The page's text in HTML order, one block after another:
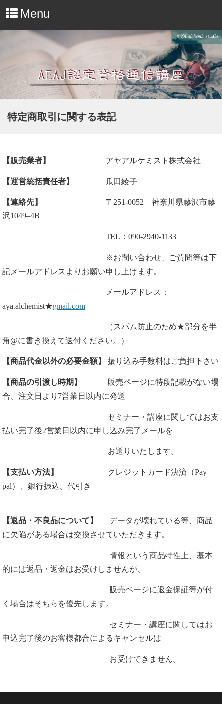
Menu
特定商取引に関する表記
【販売業者】 アヤアルケミスト株式会社
【運営統括責任者】 瓜田綾子
【連絡先】
〒251-0052 神奈川県藤沢市藤
沢1049–4B
TEL：090-2940-1133
※お問い合わせ、ご質問等は下
記メールアドレスよりお願い申し上げます。
メールアドレス：
aya.alchemist★gmail.com
（スパム防止のため★部分を半
角@に書き換えて送付ください。）
【商品代金以外の必要金額】 振り込み手数料はご負担下さい
【商品の引渡し時期】 販売ページに特段記載がない場
合、注文日より7営業日以内に発送
セミナー・講座に関してはお支
払い完了後2営業日以内に申し込み完了メールを
お送りいたします。
【支払い方法】
クレジットカード決済（Pay
pal）、銀行振込、代引き
【返品・不良品について】 データが壊れている等、 商品
に欠陥がある場合は交換させていただきます。
情報という商品特性上、基本
的には返品・返金はお受けしませんが、
販売ページに返金保証等が付
く場合はそちらを優先します。
セミナー・講座に関してはお
申込完了後のお客様都合によるキャンセルは
お受けできません。